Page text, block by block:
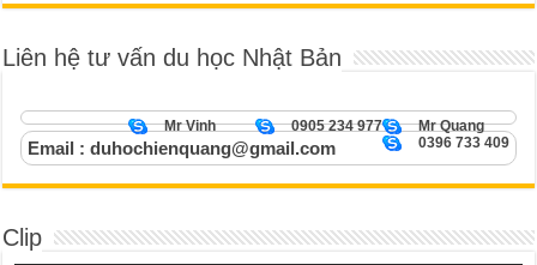
Liên hệ tư vấn du học Nhật Bản
Mr Quang
0905 234 977
Mr Vinh
0396 733 409
Email : duhochienquang@gmail.com
Clip